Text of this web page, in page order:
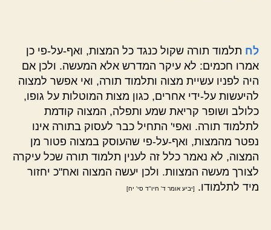
לח תלמוד תורה שקול כנגד כל המצות, ואף-על-פי כן
אמרו חכמים: לא עיקר המדרש אלא המעשה. ולכן אם
היה לפניו עשיית מצוה ותלמוד תורה, ואי אפשר למצוה
להיעשות על-ידי אחרים, כגון מצות המוטלות על גופו,
כלולב ושופר קריאת שמע ותפלה, המצוה קודמת
לתלמוד תורה. ואפי' התחיל כבר לעסוק בתורה אינו
נפטר מהמצות, ואף-על-פי שהעוסק במצוה פטור מן
המצוה, לא נאמר כלל זה לענין תלמוד תורה שכל עיקרה
לצורך מעשה המצוות. ולכן יעשה המצוה ואח"כ יחזור
מיד לתלמודו.
[יביע אומר ד' חיו"ד סי' יח]